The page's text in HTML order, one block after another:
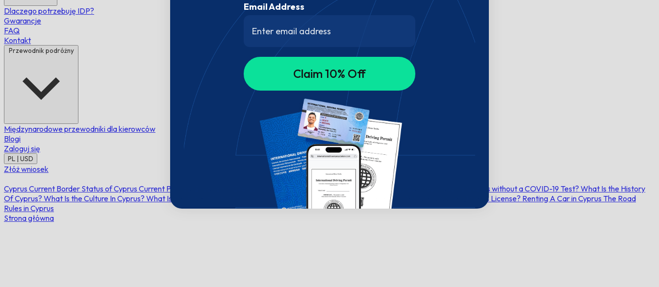
Dlaczego potrzebuję IDP?
Gwarancje
FAQ
Kontakt
Przewodnik podróżny
Międzynarodowe przewodniki dla kierowców
Blogi
Zaloguj się
PL | USD
Złóż wniosek
Cyprus Current Border Status of Cyprus Current Political Situation in Cyprus Health Requirements for Travelers in Cyprus Can You Travel to Cyprus without a COVID-19 Test? What Is the History
Of Cyprus? What Is the Culture In Cyprus? What Is the State of Tourism in Cyprus?Does an International Driving Permit Replace a Native Driver’s License? Renting A Car in Cyprus The Road
Rules in Cyprus
Strona główna
Email Address
Claim 10% Off